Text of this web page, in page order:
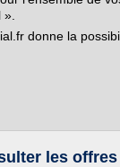
donne la
les